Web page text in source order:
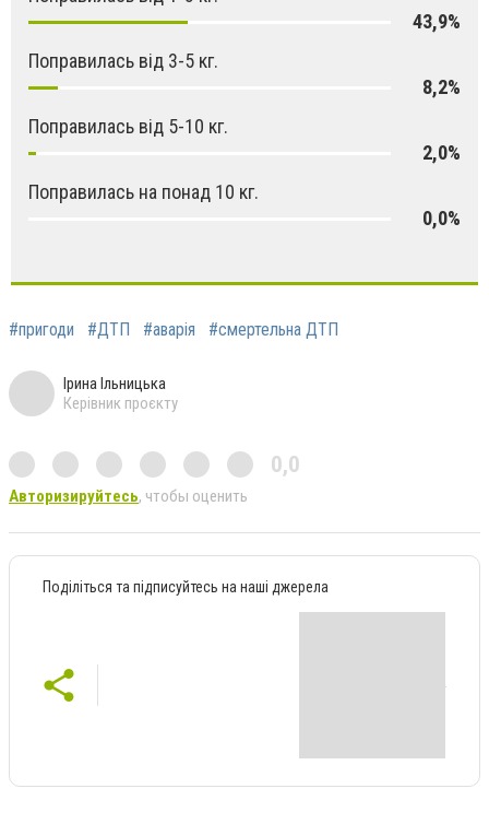
43,9%
Поправилась від 3-5 кг.
8,2%
Поправилась від 5-10 кг.
2,0%
Поправилась на понад 10 кг.
0,0%
#пригоди #ДТП #аварія #смертельна ДТП
Ірина Ільницька
Керівник проєкту
0,0
Авторизируйтесь, чтобы оценить
Поділіться та підписуйтесь на наші джерела